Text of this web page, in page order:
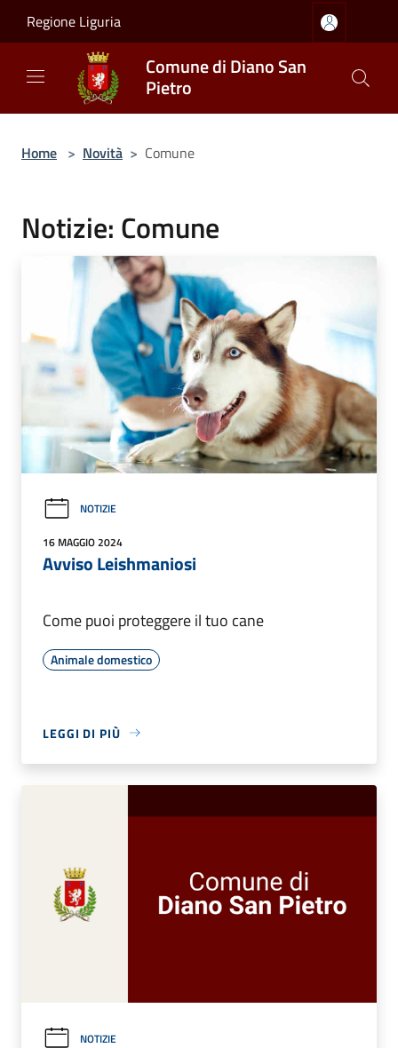
Regione Liguria
Comune di Diano San
Pietro
Home > Novità > Comune
Notizie: Comune
NOTIZIE
16 MAGGIO 2024
Avviso Leishmaniosi
Come puoi proteggere il tuo cane
Animale domestico
LEGGI DI PIÙ
NOTIZIE